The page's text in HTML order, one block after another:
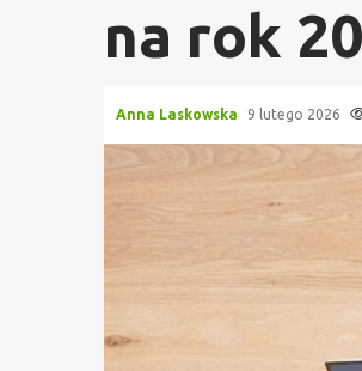
na rok
Anna Laskowska 9 lutego 2026